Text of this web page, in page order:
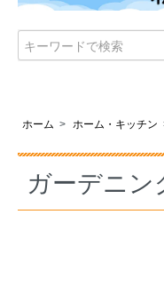
ホーム > ホーム・キッチン
ガーデニン